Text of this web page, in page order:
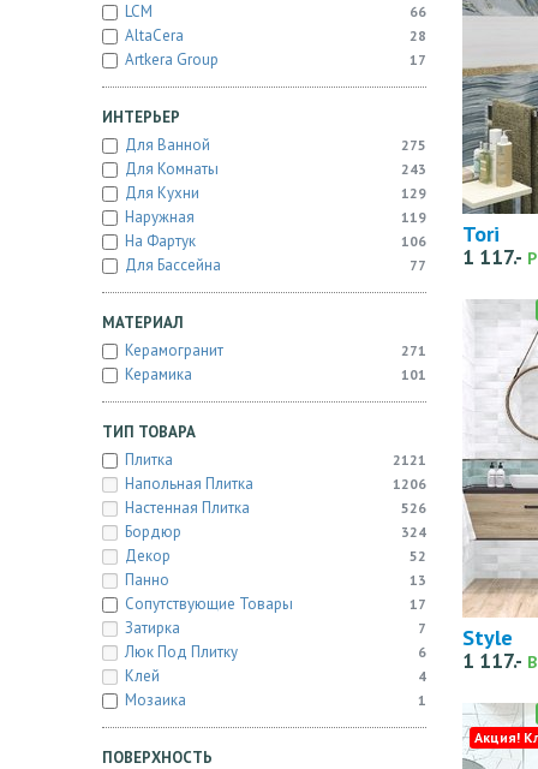
LCM 66
AltaCera 28
Artkera Group 17
ИНТЕРЬЕР
Для Ванной
275
Для Комнаты 243
Для Кухни 129
Наружная 119
На Фартук 106
Для Бассейна 77
МАТЕРИАЛ
Керамогранит
271
Керамика 101
ТИП ТОВАРА
Плитка
2121
Напольная Плитка 1206
Настенная Плитка 526
Бордюр 324
Декор 52
Панно 13
Сопутствующие Товары 17
Затирка 7
Люк Под Плитку 6
Клей 4
Мозаика 1
ПОВЕРХНОСТЬ
Tori
1 117.-
Style
1 117.-
Акция!